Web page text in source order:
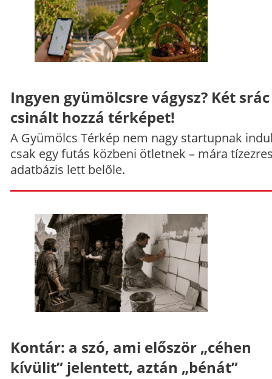
Ingyen gyümölcsre vágysz? Két srác
csinált hozzá térképet!
A Gyümölcs Térkép nem nagy startupnak
csak egy futás közbeni ötletnek – mára
adatbázis lett belőle.
Kontár: a szó, ami először „céhen
kívülit” jelentett, aztán „bénát”